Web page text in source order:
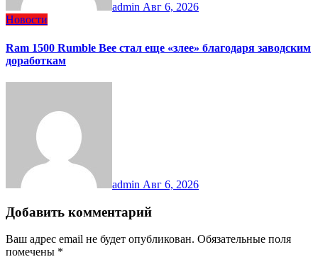
admin Авг 6, 2026
Новости
Ram 1500 Rumble Bee стал еще «злее» благодаря заводским
доработкам
admin Авг 6, 2026
Добавить комментарий
Ваш адрес email не будет опубликован. Обязательные поля
помечены *